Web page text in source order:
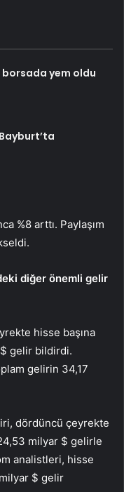
borsada yem oldu
%8 arttı. Paylaşım
diğer önemli gelir
hisse başına
gelir bildirdi.
gelirin 34,17
dördüncü çeyrekte
milyar $ gelirle
analistleri, hisse
$ gelir